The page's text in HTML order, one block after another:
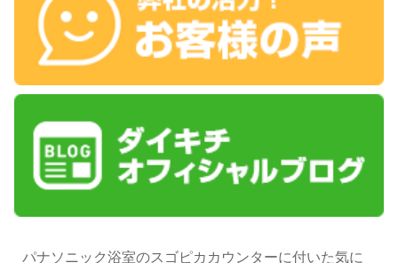
パナソニック浴室のスゴピカカウンターに付いた気に